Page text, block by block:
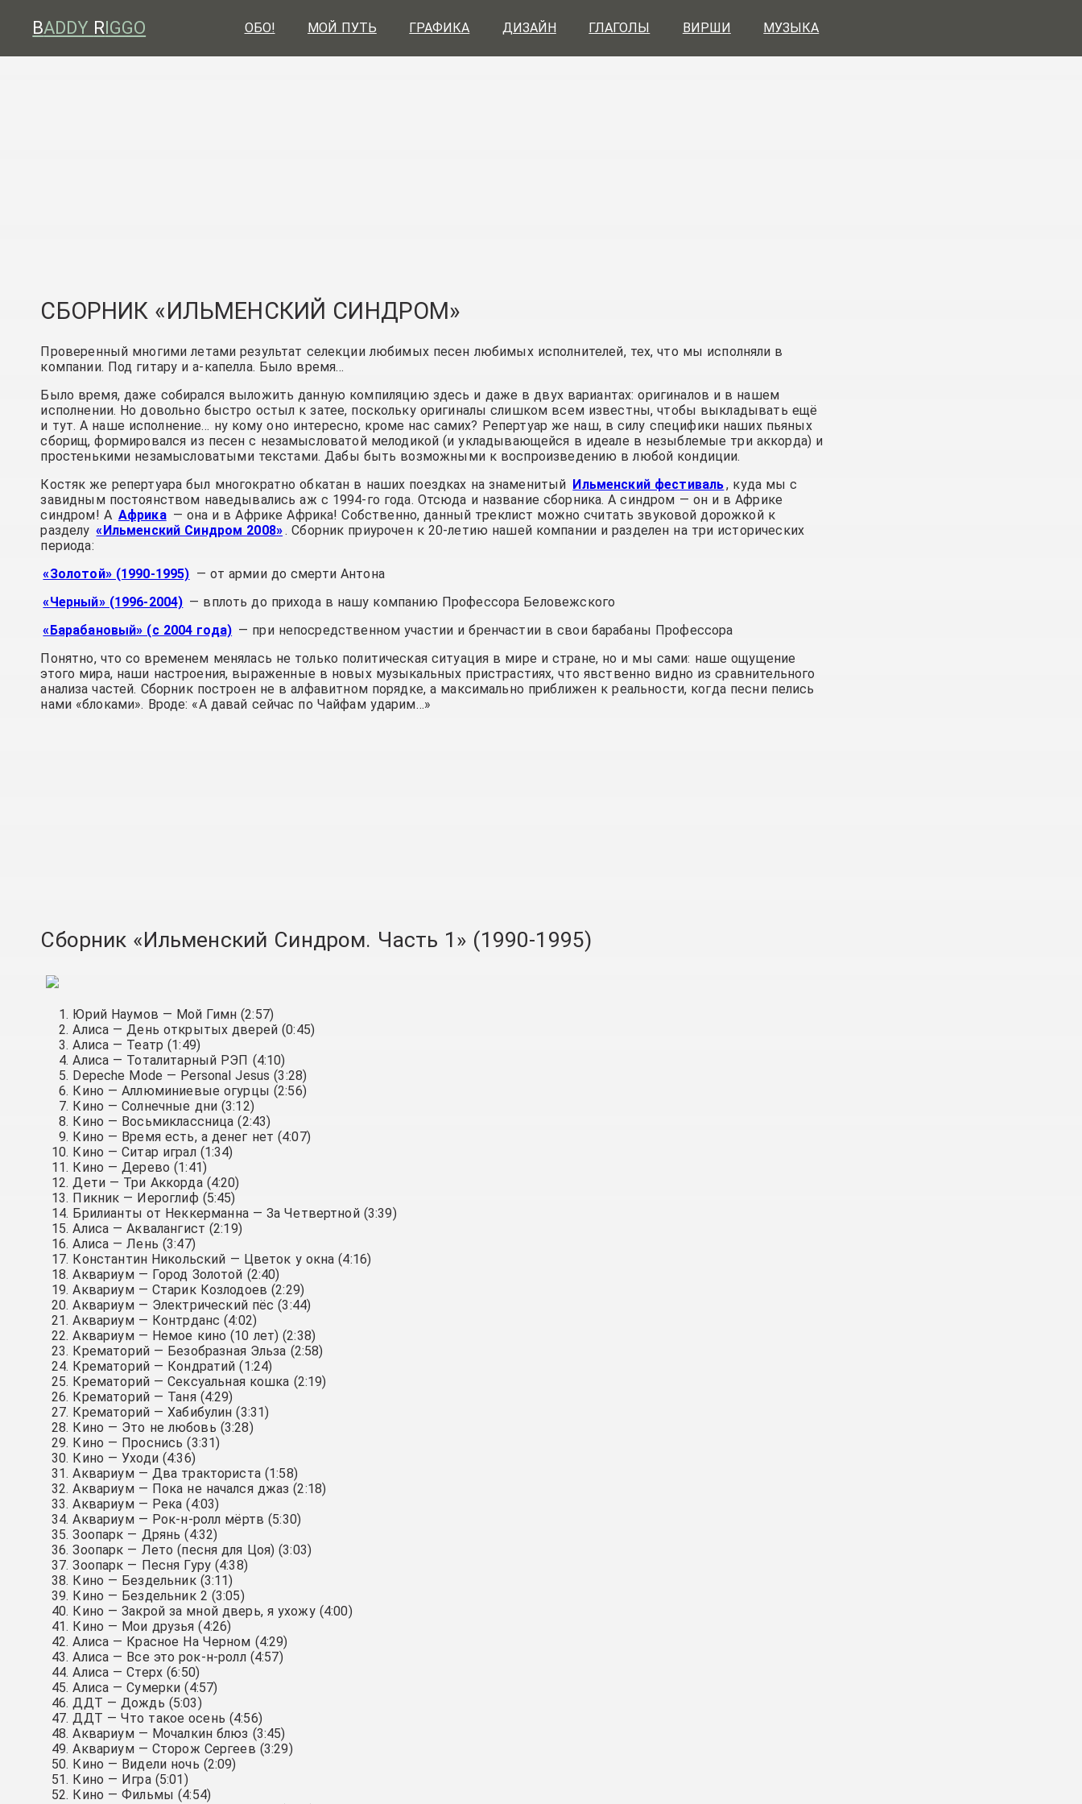
BADDY RIGGO ОБО! МОЙ ПУТЬ ГРАФИКА ДИЗАЙН ГЛАГОЛЫ ВИРШИ МУЗЫКА
СБОРНИК «ИЛЬМЕНСКИЙ СИНДРОМ»
Проверенный многими летами результат селекции любимых песен любимых исполнителей, тех, что мы исполняли в
компании. Под гитару и а-капелла. Было время…
Было время, даже собирался выложить данную компиляцию здесь и даже в двух вариантах: оригиналов и в нашем
исполнении. Но довольно быстро остыл к затее, поскольку оригиналы слишком всем известны, чтобы выкладывать ещё
и тут. А наше исполнение… ну кому оно интересно, кроме нас самих? Репертуар же наш, в силу специфики наших пьяных
сборищ, формировался из песен с незамысловатой мелодикой (и укладывающейся в идеале в незыблемые три аккорда) и
простенькими незамысловатыми текстами. Дабы быть возможными к воспроизведению в любой кондиции.
Костяк же репертуара был многократно обкатан в наших поездках на знаменитый Ильменский фестиваль, куда мы с
завидным постоянством наведывались аж с 1994-го года. Отсюда и название сборника. А синдром — он и в Африке
синдром! А Африка — она и в Африке Африка! Собственно, данный треклист можно считать звуковой дорожкой к
разделу «Ильменский Синдром 2008» . Сборник приурочен к 20-летию нашей компании и разделен на три исторических
периода:
«Золотой» (1990-1995) — от армии до смерти Антона
«Черный» (1996-2004) — вплоть до прихода в нашу компанию Профессора Беловежского
«Барабановый» (с 2004 года) — при непосредственном участии и бренчастии в свои барабаны Профессора
Понятно, что со временем менялась не только политическая ситуация в мире и стране, но и мы сами: наше ощущение
этого мира, наши настроения, выраженные в новых музыкальных пристрастиях, что явственно видно из сравнительного
анализа частей. Сборник построен не в алфавитном порядке, а максимально приближен к реальности, когда песни пелись
нами «блоками». Вроде: «А давай сейчас по Чайфам ударим…»
Сборник «Ильменский Синдром. Часть 1» (1990-1995)
Юрий Наумов — Мой Гимн (2:57)
Алиса — День открытых дверей (0:45)
Алиса — Театр (1:49)
Алиса — Тоталитарный РЭП (4:10)
Depeche Mode — Personal Jesus (3:28)
Кино — Аллюминиевые огурцы (2:56)
Кино — Солнечные дни (3:12)
Кино — Восьмиклассница (2:43)
Кино — Время есть, а денег нет (4:07)
Кино — Ситар играл (1:34)
Кино — Дерево (1:41)
Дети — Три Аккорда (4:20)
Пикник — Иероглиф (5:45)
Брилианты от Неккерманна — За Четвертной (3:39)
Алиса — Аквалангист (2:19)
Алиса — Лень (3:47)
Константин Никольский — Цветок у окна (4:16)
Аквариум — Город Золотой (2:40)
Аквариум — Старик Козлодоев (2:29)
Аквариум — Электрический пёс (3:44)
Аквариум — Контрданс (4:02)
Аквариум — Немое кино (10 лет) (2:38)
Крематорий — Безобразная Эльза (2:58)
Крематорий — Кондратий (1:24)
Крематорий — Сексуальная кошка (2:19)
Крематорий — Таня (4:29)
Крематорий — Хабибулин (3:31)
Кино — Это не любовь (3:28)
Кино — Проснись (3:31)
Кино — Уходи (4:36)
Аквариум — Два тракториста (1:58)
Аквариум — Пока не начался джаз (2:18)
Аквариум — Река (4:03)
Аквариум — Рок-н-ролл мёртв (5:30)
Зоопарк — Дрянь (4:32)
Зоопарк — Лето (песня для Цоя) (3:03)
Зоопарк — Песня Гуру (4:38)
Кино — Бездельник (3:11)
Кино — Бездельник 2 (3:05)
Кино — Закрой за мной дверь, я ухожу (4:00)
Кино — Мои друзья (4:26)
Алиса — Красное На Черном (4:29)
Алиса — Все это рок-н-ролл (4:57)
Алиса — Стерх (6:50)
Алиса — Сумерки (4:57)
ДДТ — Дождь (5:03)
ДДТ — Что такое осень (4:56)
Аквариум — Мочалкин блюз (3:45)
Аквариум — Сторож Сергеев (3:29)
Кино — Видели ночь (2:09)
Кино — Игра (5:01)
Кино — Фильмы (4:54)